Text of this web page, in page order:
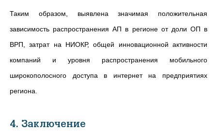
Таким образом, выявлена значимая положительная
зависимость распространения АП в регионе от доли ОП в
ВРП, затрат на НИОКР, общей инновационной активности
компаний и уровня распространения мобильного
широкополосного доступа в интернет на предприятиях
региона.
4. Заключение